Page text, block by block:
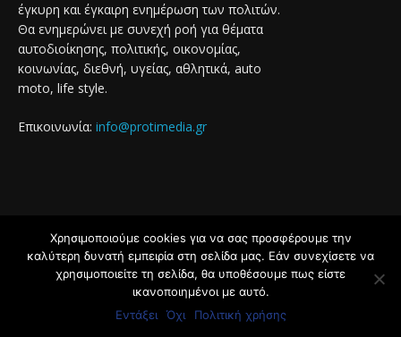
έγκυρη και έγκαιρη ενημέρωση των πολιτών.
Θα ενημερώνει με συνεχή ροή για θέματα
αυτοδιοίκησης, πολιτικής, οικονομίας,
κοινωνίας, διεθνή, υγείας, αθλητικά, auto
moto, life style.
Επικοινωνία: info@protimedia.gr
© Developed by
Πολιτική Απορρήτου
Επικοινωνία
Χρησιμοποιούμε cookies για να σας προσφέρουμε την
καλύτερη δυνατή εμπειρία στη σελίδα μας. Εάν συνεχίσετε να
χρησιμοποιείτε τη σελίδα, θα υποθέσουμε πως είστε
ικανοποιημένοι με αυτό.
Εντάξει
Όχι Πολιτική χρήσης